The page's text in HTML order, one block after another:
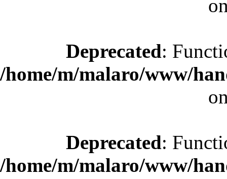
Deprecated:
/home/m/malaro/www/
Deprecated:
/home/m/malaro/www/